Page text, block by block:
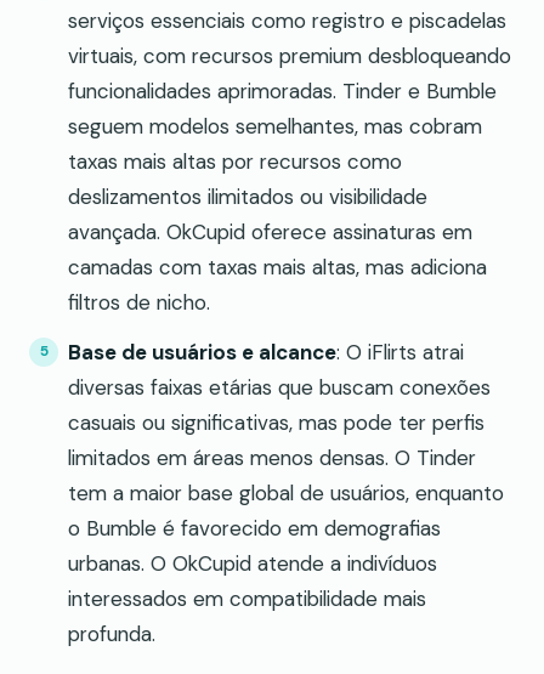
serviços essenciais como registro e piscadelas
virtuais, com recursos premium desbloqueando
funcionalidades aprimoradas. Tinder e Bumble
seguem modelos semelhantes, mas cobram
taxas mais altas por recursos como
deslizamentos ilimitados ou visibilidade
avançada. OkCupid oferece assinaturas em
camadas com taxas mais altas, mas adiciona
filtros de nicho.
Base de usuários e alcance: O iFlirts atrai
diversas faixas etárias que buscam conexões
casuais ou significativas, mas pode ter perfis
limitados em áreas menos densas. O Tinder
tem a maior base global de usuários, enquanto
o Bumble é favorecido em demografias
urbanas. O OkCupid atende a indivíduos
interessados em compatibilidade mais
profunda.